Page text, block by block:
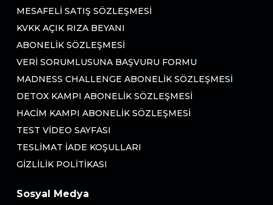
MESAFELI SATIŞ SÖZLEŞMESI
KVKK AÇIK RIZA BEYANI
ABONELIK SÖZLEŞMESI
VERI SORUMLUSUNA BAŞVURU FORMU
MADNESS CHALLENGE ABONELIK SÖZLEŞMESI
DETOX KAMPI ABONELIK SÖZLEŞMESI
HACIM KAMPI ABONELIK SÖZLEŞMESI
TEST VIDEO SAYFASI
TESLIMAT İADE KOŞULLARI
GIZLILIK POLITIKASI
Sosyal Medya